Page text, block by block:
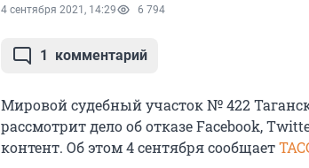
4 сентября 2021, 14:29 6 794
1 комментарий
Мировой судебный участок № 422
рассмотрит дело об отказе Facebook,
контент. Об этом 4 сентября сообщает